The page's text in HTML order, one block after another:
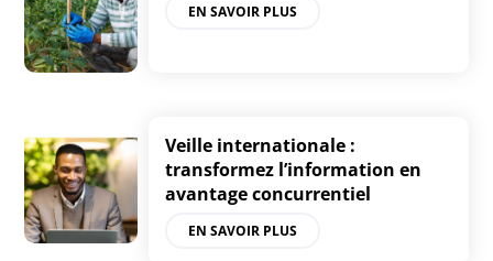
EN SAVOIR PLUS
Veille internationale :
transformez l’information en
avantage concurrentiel
EN SAVOIR PLUS